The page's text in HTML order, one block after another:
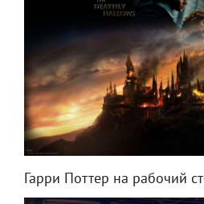
Гарри Поттер на рабочий